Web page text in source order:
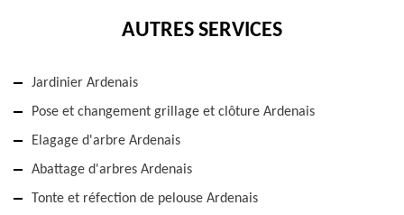
AUTRES SERVICES
Jardinier Ardenais
Pose et changement grillage et clôture Ardenais
Elagage d'arbre Ardenais
Abattage d'arbres Ardenais
Tonte et réfection de pelouse Ardenais